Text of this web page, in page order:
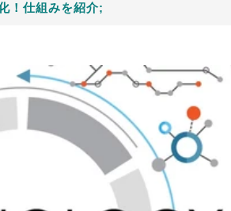
！仕組みを紹介;